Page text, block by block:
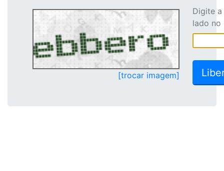
[trocar imagem]
Digite
lado no